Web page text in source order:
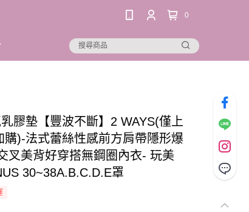
0
膠墊【豐波不斷】2 WAYS(僅上
購)-法式蕾絲性感前方肩帶隱形爆
叉美背好穿搭無鋼圈內衣- 玩美
30~38A.B.C.D.E罩